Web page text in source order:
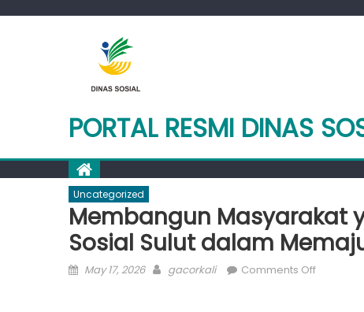
PORTAL RESMI DINAS
Uncategorized
Membangun Masyarakat
Sosial Sulut dalam
Posted
May 17, 2026 Author
gacorkali Comments Offon